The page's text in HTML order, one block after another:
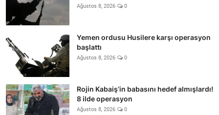
Ağustos 8, 2026 0
Yemen ordusu Husilere karşı operasyon
başlattı
Ağustos 8, 2026 0
Rojin Kabaiş’in babasını hedef almışlardı!
8 ilde operasyon
Ağustos 8, 2026 0